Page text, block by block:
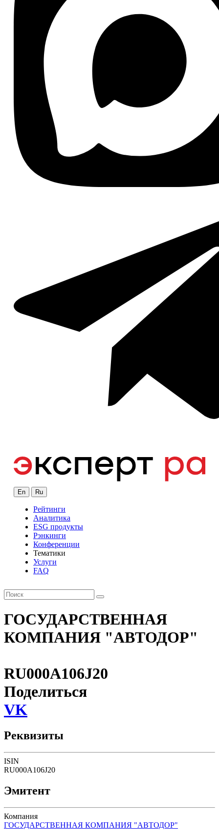
En Ru
Рейтинги
Аналитика
ESG продукты
Рэнкинги
Конференции
Тематики
Услуги
FAQ
ГОСУДАРСТВЕННАЯ
КОМПАНИЯ "АВТОДОР"
RU000A106J20
Поделиться
VK
Реквизиты
ISIN
RU000A106J20
Эмитент
Компания
ГОСУДАРСТВЕННАЯ КОМПАНИЯ "АВТОДОР"